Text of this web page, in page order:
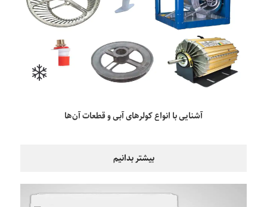
آشنایی با انواع کولرهای آبی و قطعات آن‌ها
بیشتر بدانیم